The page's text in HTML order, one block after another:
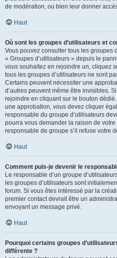
de modération, ou bien leur donner
Haut
Où sont les groupes d’utilisateurs et
Vous pouvez consulter tous les groupes
« Groupes d’utilisateurs » depuis le
vous souhaitez en rejoindre un, cliquez
tous les groupes d’utilisateurs ne sont
Certains peuvent nécessiter une
d’autres peuvent même être invisibles.
rejoindre en cliquant sur le bouton
une approbation, vous devez cliquer
responsable du groupe d’utilisateurs
pourra vous demander la raison de
responsable de groupe s’il refuse votre
Haut
Comment puis-je devenir le
Le responsable d’un groupe
les groupes d’utilisateurs sont
forum. Si vous êtes intéressé par la
premier contact devrait être un
envoyant un message privé.
Haut
Pourquoi certains groupes
différente ?